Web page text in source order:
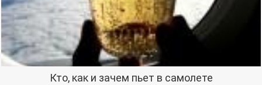
Кто, как и зачем пьет в самолете